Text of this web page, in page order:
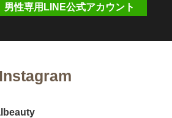
男性専用LINE公式アカウント
Instagram